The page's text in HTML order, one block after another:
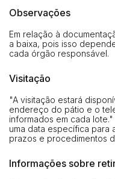
Observações
Em relação à
a baixa, pois isso
cada órgão responsável.
Visitação
"A visitação estará
endereço do pátio e o
informados em cada
uma data específica para
prazos e procedimentos
Informações sobre